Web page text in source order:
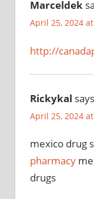
Marceldek
April 25, 2024
http://
Rickykal
April 25, 2024
mexico drug
pharmacy
drugs